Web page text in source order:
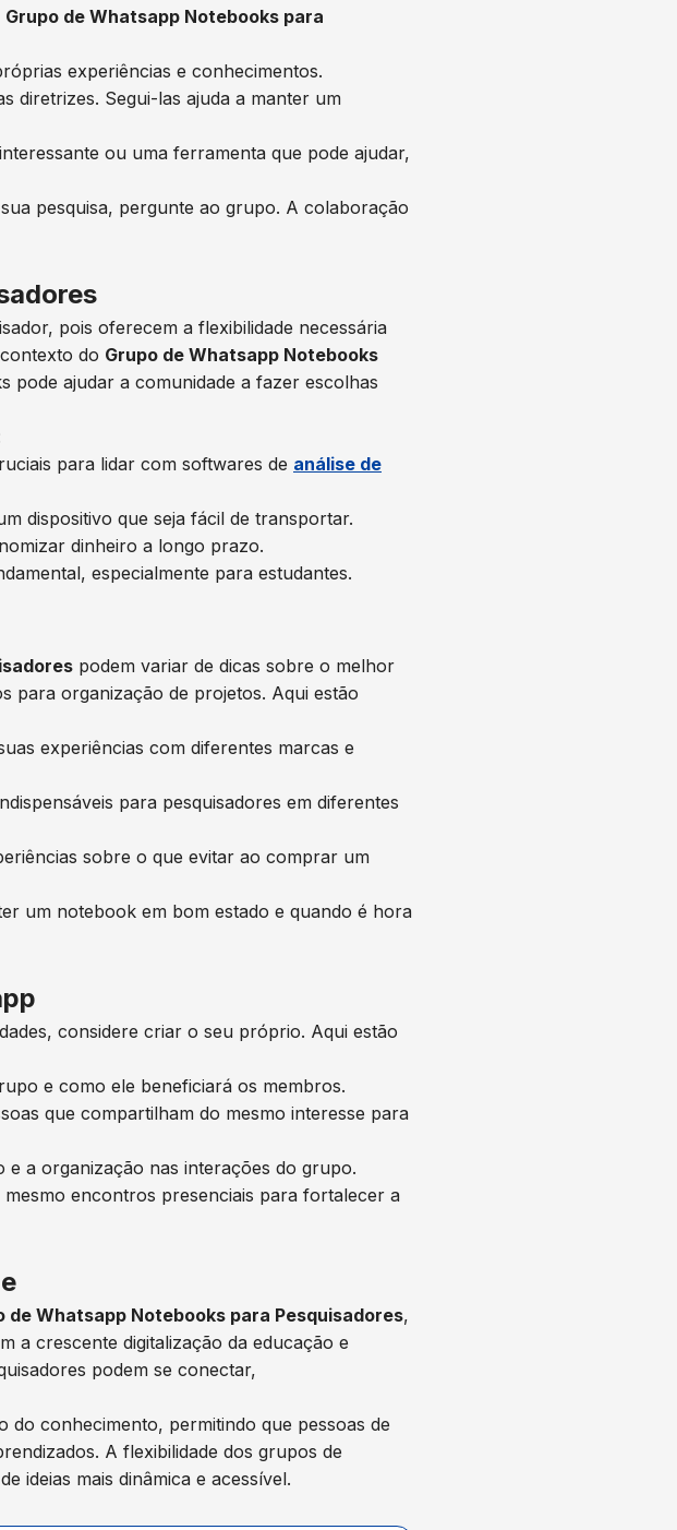
Grupo de Whatsapp Notebooks para
experiências e conhecimentos.
diretrizes. Segui-las ajuda a manter um
ou uma ferramenta que pode ajudar,
pesquisa, pergunte ao grupo. A colaboração
pois oferecem a flexibilidade necessária
do Grupo de Whatsapp Notebooks
pode ajudar a comunidade a fazer escolhas
para lidar com softwares de análise de
dispositivo que seja fácil de transportar.
dinheiro a longo prazo.
especialmente para estudantes.
podem variar de dicas sobre o melhor
para organização de projetos. Aqui estão
experiências com diferentes marcas e
para pesquisadores em diferentes
sobre o que evitar ao comprar um
um notebook em bom estado e quando é hora
considere criar o seu próprio. Aqui estão
e como ele beneficiará os membros.
que compartilham do mesmo interesse para
a organização nas interações do grupo.
encontros presenciais para fortalecer a
de Whatsapp Notebooks para Pesquisadores,
a crescente digitalização da educação e
podem se conectar,
do conhecimento, permitindo que pessoas de
A flexibilidade dos grupos de
ideias mais dinâmica e acessível.